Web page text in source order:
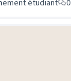
étudiant 0